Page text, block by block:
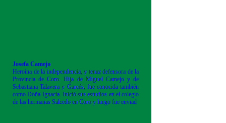
Josefa Camejo
Heroína de la independencia, y tenaz defensora de la
Provincia de Coro. Hija de Miguel Camejo y de
Sebastiana Talavera y Garcés, fue conocida también
como Doña Ignacia. Inició sus estudios en el colegio
de las hermanas Salcedo en Coro y luego fue enviad